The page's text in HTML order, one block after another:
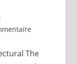
The